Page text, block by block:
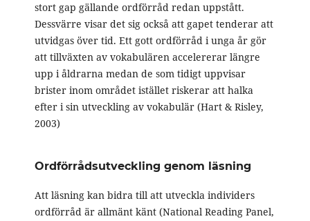
stort gap gällande ordförråd redan uppstått.
Dessvärre visar det sig också att gapet tenderar att
utvidgas över tid. Ett gott ordförråd i unga år gör
att tillväxten av vokabulären accelererar längre
upp i åldrarna medan de som tidigt uppvisar
brister inom området istället riskerar att halka
efter i sin utveckling av vokabulär (Hart & Risley,
2003)
Ordförrådsutveckling genom läsning
Att läsning kan bidra till att utveckla individers
ordförråd är allmänt känt (National Reading Panel,